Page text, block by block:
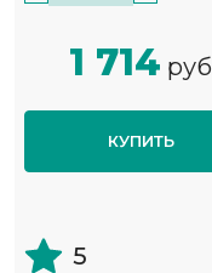
1 714 руб
КУПИТЬ
5